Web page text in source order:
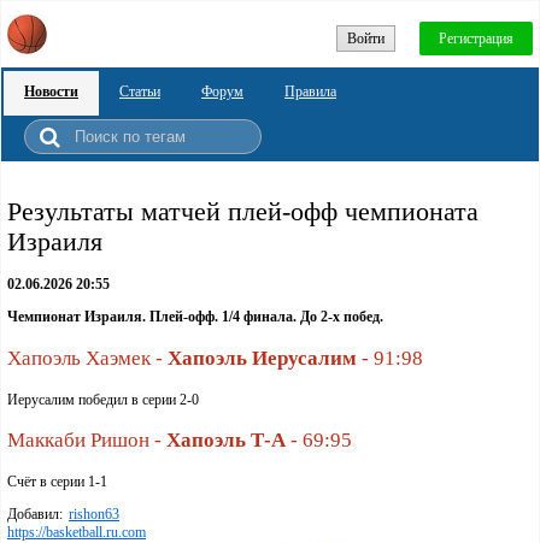
Войти Регистрация
Новости Статьи Форум Правила
Результаты матчей плей-офф чемпионата
Израиля
02.06.2026 20:55
Чемпионат Израиля. Плей-офф. 1/4 финала. До 2-х побед.
Хапоэль Хаэмек - Хапоэль Иерусалим - 91:98
Иерусалим победил в серии 2-0
Маккаби Ришон - Хапоэль Т-А - 69:95
Счёт в серии 1-1
Добавил: rishon63
https://basketball.ru.com